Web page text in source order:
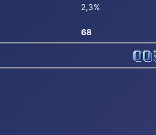
2,3%
68